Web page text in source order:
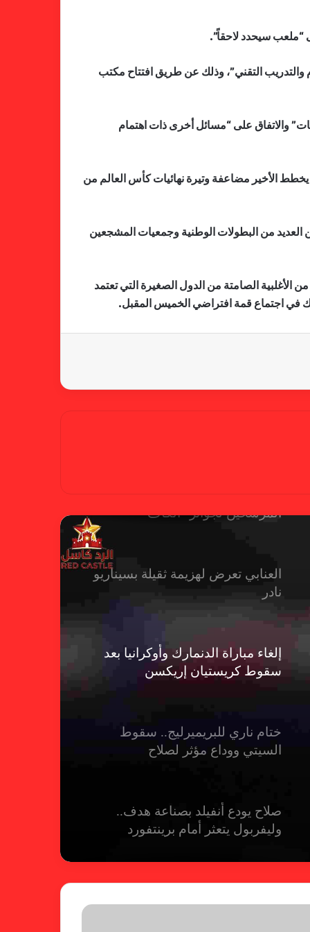
“ملعب سيحدد لاحقاً”.
والتدريب التقني”، وذلك عن طريق افتتاح مكتب
والاتفاق على “مسائل أخرى ذات اهتمام
الأخير مضاعفة وتيرة نهائيات كأس العالم من
العديد من البطولات الوطنية وجمعيات المشجعين
الأغلبية الصامتة من الدول الصغيرة التي تعتمد
فالنسيا يصعق برشلونة بثلاثية مثيرة
العربية للسيدات 2026 الشيخة حياة
آل خليفة: الشارقة تقدم نموذجاً عربياً
أزمة نفسية وراء غياب مبابي عن
بسبب تصريحات مهينة.. إيقاف حكم
حضور عربي قوي في قائمة
المرشحين لجوائز “الكاف”
العنابي تعرض لهزيمة ثقيلة بسيناريو
نادر
إلغاء مباراة الدنمارك وأوكرانيا بعد
سقوط كريستيان إريكسن
ختام ناري للبريميرليج.. سقوط
السيتي ووداع مؤثر لصلاح
صلاح يودع أنفيلد بصناعة هدف..
وليفربول يتعثر أمام برينتفورد
ومبابي يخطف الأضواء